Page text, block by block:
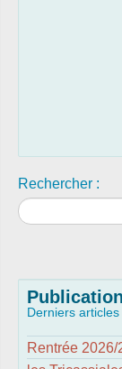
Rechercher :
Derniers
Rentrée 2026/